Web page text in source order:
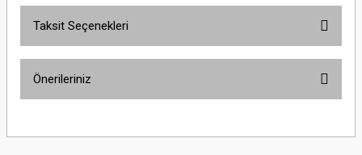
Taksit Seçenekleri
Önerileriniz
yetersiz gördüğünüz noktaları öneri formunu kullanarak tarafımıza